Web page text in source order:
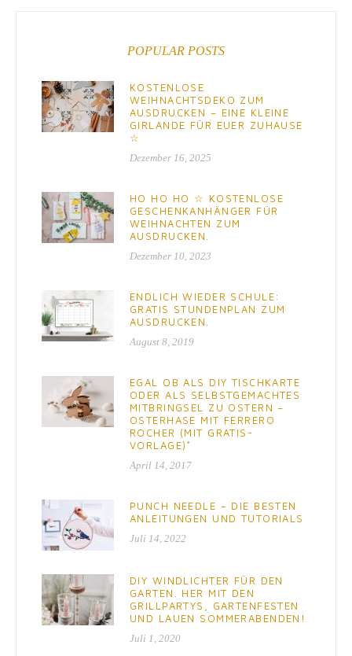
POPULAR POSTS
KOSTENLOSE
WEIHNACHTSDEKO ZUM
AUSDRUCKEN – EINE KLEINE
GIRLANDE FÜR EUER ZUHAUSE
☆
Dezember 16, 2025
HO HO HO ☆ KOSTENLOSE
GESCHENKANHÄNGER FÜR
WEIHNACHTEN ZUM
AUSDRUCKEN.
Dezember 10, 2023
ENDLICH WIEDER SCHULE:
GRATIS STUNDENPLAN ZUM
AUSDRUCKEN.
August 8, 2019
EGAL OB ALS DIY TISCHKARTE
ODER ALS SELBSTGEMACHTES
MITBRINGSEL ZU OSTERN –
OSTERHASE MIT FERRERO
ROCHER (MIT GRATIS-
VORLAGE)*
April 14, 2017
PUNCH NEEDLE – DIE BESTEN
ANLEITUNGEN UND TUTORIALS
Juli 14, 2022
DIY WINDLICHTER FÜR DEN
GARTEN. HER MIT DEN
GRILLPARTYS, GARTENFESTEN
UND LAUEN SOMMERABENDEN!
Juli 1, 2020